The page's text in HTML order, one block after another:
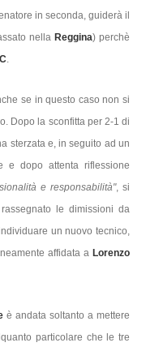
in seconda, guiderà il
nella Reggina) perchè
.
se in questo caso non si
Dopo la sconfitta per 2-1 di
sterzata e, in seguito ad un
e dopo attenta riflessione
e responsabilità", si
le dimissioni da
un nuovo tecnico,
affidata a Lorenzo
è andata soltanto a mettere
particolare che le tre